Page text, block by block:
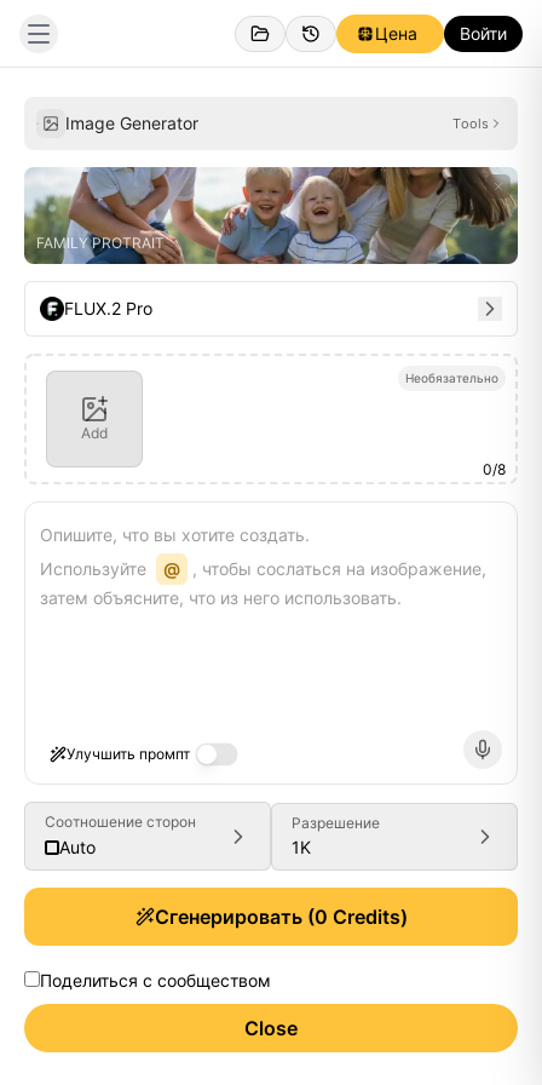
Цена Войти
Image Generator Tools
FAMILY PROTRAIT
FLUX.2 Pro
Необязательно
Add
0/8
Опишите, что вы хотите создать.
Используйте
@
, чтобы сослаться на изображение,
затем объясните, что из него использовать.
Улучшить промпт
Соотношение сторон
Auto
Разрешение
1K
Сгенерировать(0 Credits)
Поделиться с сообществом
Close
Generate